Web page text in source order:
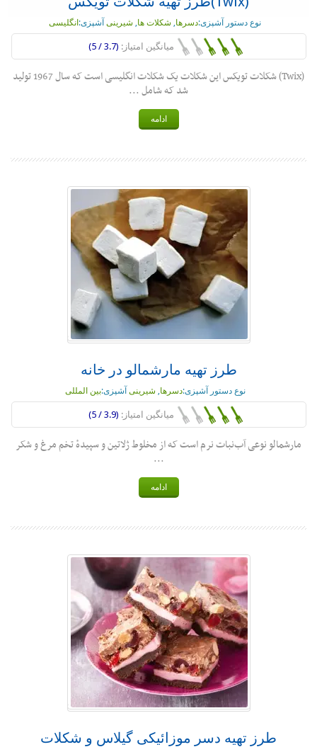
نوع دستور آشپزی:دسرها, شکلات ها, شیرینی آشپزی: انگلیسی
میانگین امتیاز: (3.7 / 5)
(Twix) شکلات تویکس این شکلات یک شکلات انگلیسی است که سال 1967 تولید
شد که شامل ...
ادامه
طرز تهیه مارشمالو در خانه
نوع دستور آشپزی:دسرها, شیرینی آشپزی:بین المللی
میانگین امتیاز: (3.9 / 5)
مارشمالو نوعی آب‌نبات نرم است که از مخلوط ژلاتین و سپیدهٔ تخم مرغ و شکر
...
ادامه
طرز تهیه دسر موزائیکی گیلاس و شکلات